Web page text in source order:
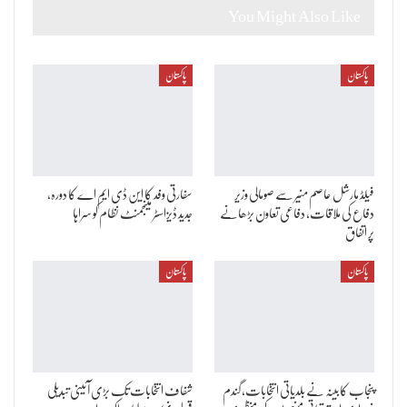
پاکستان
فیلڈ مارشل عاصم منیر سے صومالی وزیر
دفاع کی ملاقات، دفاعی تعاون بڑھانے
پر اتفاق
پاکستان
سفارتی وفد کا این ڈی ایم اے کا دورہ،
جدید ڈیزاسٹر مینجمنٹ نظام کو سراہا
پاکستان
پنجاب کابینہ نے بلدیاتی انتخابات، گندم
پاکستان
شفاف انتخابات تک بڑی آئینی تبدیلی